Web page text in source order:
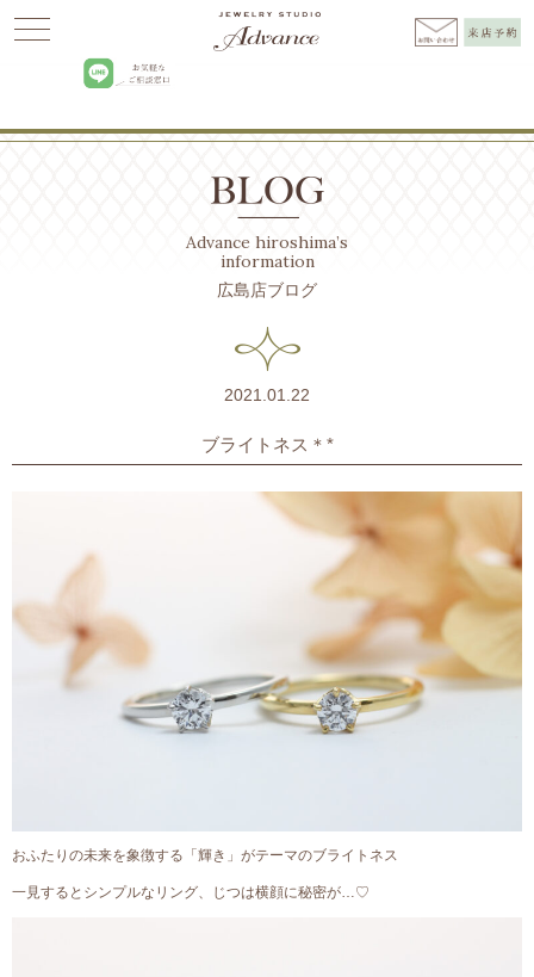
ブライトネス＊*
Advance hiroshima’s
information
広島店ブログ
2021.01.22
ブライトネス＊*
おふたりの未来を象徴する「輝き」がテーマのブライトネス
一見するとシンプルなリング、じつは横顔に秘密が…♡